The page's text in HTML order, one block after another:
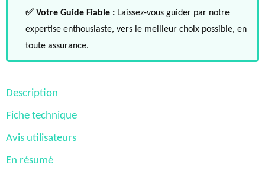
✅ Votre Guide Fiable : Laissez-vous guider par notre
expertise enthousiaste, vers le meilleur choix possible, en
toute assurance.
Description
Fiche technique
Avis utilisateurs
En résumé